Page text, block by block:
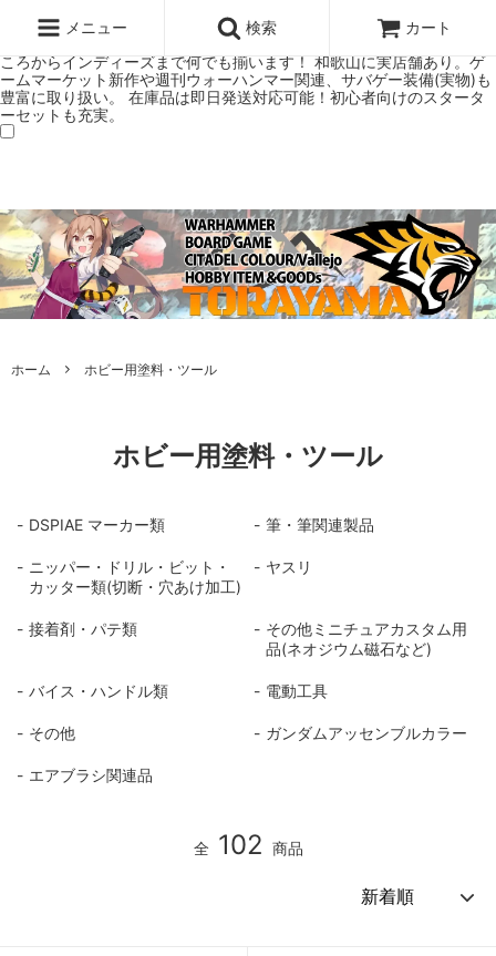
ミアムショップTORAYAMA。通販・オンラインショップです！ ウォー
ハンマーとボードゲームのことなら当店へ！ボードゲームもメジャーど
ころからインディーズまで何でも揃います！ 和歌山に実店舗あり。ゲ
ームマーケット新作や週刊ウォーハンマー関連、サバゲー装備(実物)も
豊富に取り扱い。 在庫品は即日発送対応可能！初心者向けのスタータ
ーセットも充実。
メニュー 検索 カート
ホーム ホビー用塗料・ツール
ホビー用塗料・ツール
DSPIAE マーカー類 筆・筆関連製品
ニッパー・ドリル・ビット・
カッター類(切断・穴あけ加工)
ヤスリ
接着剤・パテ類
その他ミニチュアカスタム用
品(ネオジウム磁石など)
バイス・ハンドル類 電動工具
その他 ガンダムアッセンブルカラー
エアブラシ関連品
全 102 商品